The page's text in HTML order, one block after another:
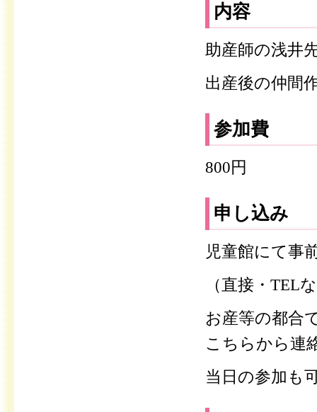
内容
助産師の浅井
出産後の仲間
参加費
800円
申し込み
児童館にて事
（直接・TEL
お産等の都合
こちらから連
当日の参加も